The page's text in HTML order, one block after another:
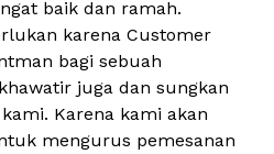
baik dan ramah.
karena Customer
bagi sebuah
juga dan sungkan
Karena kami akan
mengurus pemesanan